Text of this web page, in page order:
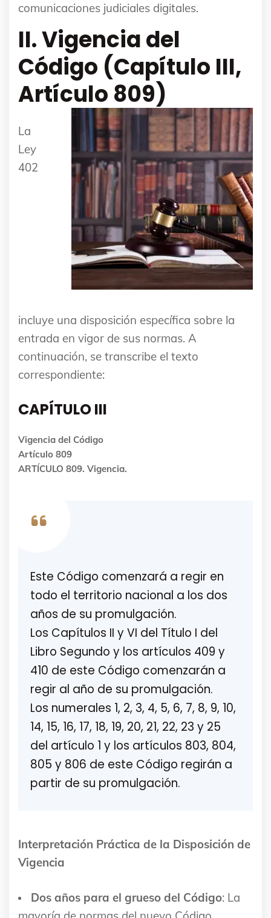
comunicaciones judiciales digitales.
II. Vigencia del
Código (Capítulo III,
Artículo 809)
La
Ley
402
incluye una disposición específica sobre la
entrada en vigor de sus normas. A
continuación, se transcribe el texto
correspondiente:
CAPÍTULO III
Vigencia del Código
Artículo 809
ARTÍCULO 809. Vigencia.
Este Código comenzará a regir en
todo el territorio nacional a los dos
años de su promulgación.
Los Capítulos II y VI del Título I del
Libro Segundo y los artículos 409 y
410 de este Código comenzarán a
regir al año de su promulgación.
Los numerales 1, 2, 3, 4, 5, 6, 7, 8, 9, 10,
14, 15, 16, 17, 18, 19, 20, 21, 22, 23 y 25
del artículo 1 y los artículos 803, 804,
805 y 806 de este Código regirán a
partir de su promulgación.
Interpretación Práctica de la Disposición de
Vigencia
Dos años para el grueso del Código: La